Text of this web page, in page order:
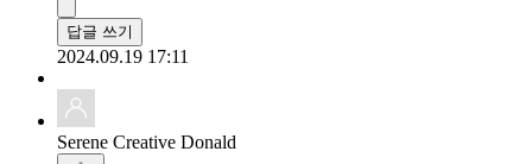
답글 쓰기
2024.09.19 17:11
Serene Creative Donald